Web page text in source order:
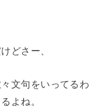
どさー、
文句をいってるわ
よね。